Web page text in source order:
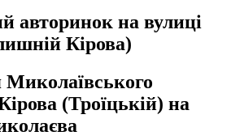
авторинок на вулиці
Кірова)
(Троїцькій) на